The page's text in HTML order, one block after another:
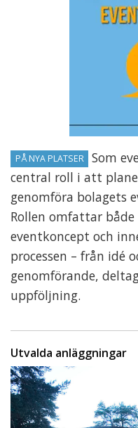
PÅ NYA PLATSER
Som
central roll i att
genomföra bolagets
Rollen omfattar
eventkoncept och
processen – från idé
genomförande,
uppföljning.
Utvalda anläggningar